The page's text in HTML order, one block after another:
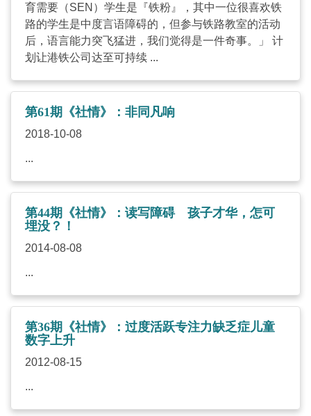
育需要（SEN）学生是『铁粉』，其中一位很喜欢铁
路的学生是中度言语障碍的，但参与铁路教室的活动
后，语言能力突飞猛进，我们觉得是一件奇事。」 计
划让港铁公司达至可持续 ...
第61期《社情》：非同凡响
2018-10-08
...
第44期《社情》：读写障碍 孩子才华，怎可
埋没？！
2014-08-08
...
第36期《社情》：过度活跃专注力缺乏症儿童
数字上升
2012-08-15
...